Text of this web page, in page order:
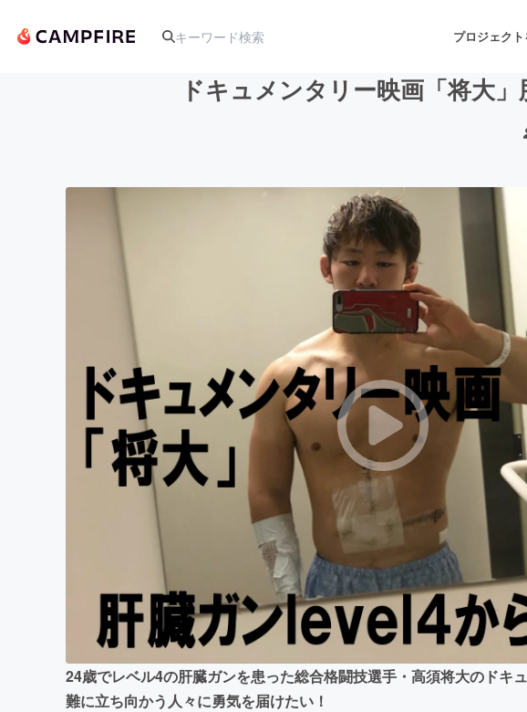
プロジェク
テクノロジー・ガジェット ゲーム・サービス
書籍・雑誌出版
ビジネス・起業 チャレンジ
まちづくり・地域活性化
ドキュメンタリー映画「将大
24歳でレベル4の肝臓ガンを患った総合格闘技選手・高須将大のドキ
難に立ち向かう人々に勇気を届けたい！